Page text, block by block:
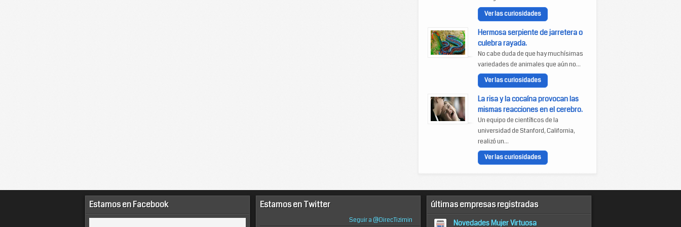
Ver las curiosidades
Hermosa serpiente de jarretera o
culebra rayada.
No cabe duda de que hay muchísimas
variedades de animales que aún no...
Ver las curiosidades
La risa y la cocaína provocan las
mismas reacciones en el cerebro.
Un equipo de científicos de la
universidad de Stanford, California,
realizó un...
Ver las curiosidades
Estamos en Facebook Estamos en Twitter
Seguir a @DirecTizimin
últimas empresas registradas
Novedades Mujer Virtuosa